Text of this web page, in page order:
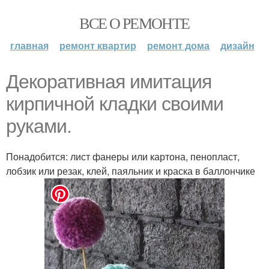
ВСЕ О РЕМОНТЕ
главная ремонт квартир ремонт дома дизайн
Декоративная имитация
кирпичной кладки своими
руками.
Понадобится: лист фанеры или картона, пенопласт,
лобзик или резак, клей, паяльник и краска в баллончике